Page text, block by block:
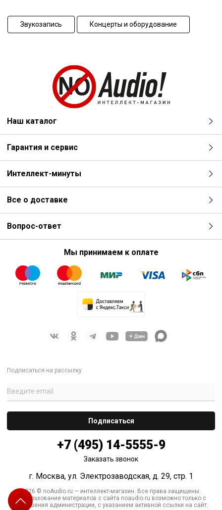
Звукозапись Концерты и оборудование
Наш каталог
Гарантия и сервис
Интеллект-минуты
Все о доставке
Вопрос-ответ
Мы принимаем к оплате
Подписаться на рассылку
+7 (495) 14-5555-9
Заказать звонок
г. Москва, ул. Электрозаводская, д. 29, стр. 1
2026 © noAudio.ru — интеллект-магазин. Все права защищены.
Использование материалов с сайта noaudio.ru возможно только с
разрешения администрации, с указанием активной ссылки на сайт.